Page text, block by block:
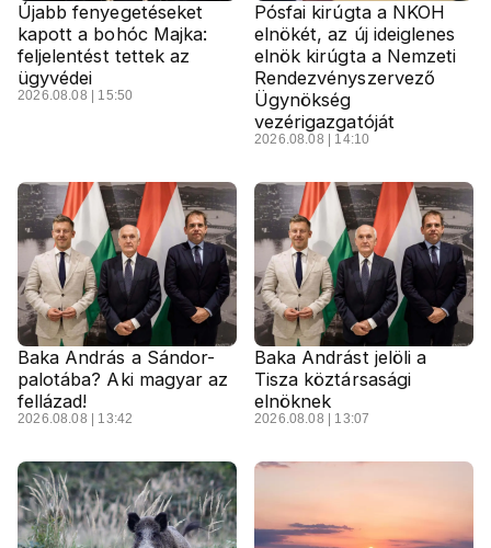
Újabb fenyegetéseket
kapott a bohóc Majka:
feljelentést tettek az
ügyvédei
2026.08.08 | 15:50
Pósfai kirúgta a NKOH
elnökét, az új ideiglenes
elnök kirúgta a Nemzeti
Rendezvényszervező
Ügynökség
vezérigazgatóját
2026.08.08 | 14:10
Baka András a Sándor-
palotába? Aki magyar az
fellázad!
2026.08.08 | 13:42
Baka Andrást jelöli a
Tisza köztársasági
elnöknek
2026.08.08 | 13:07